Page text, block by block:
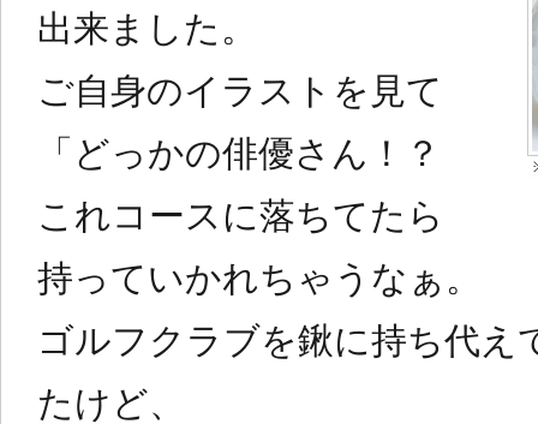
出来ました。
ご自身のイラストを見て
「どっかの俳優さん！？
これコースに落ちてたら
持っていかれちゃうなぁ。
ゴルフクラブを鍬に持ち代え
たけど、